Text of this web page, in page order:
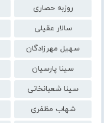
روزبه حصاری
سالار عقیلی
سهیل مهرزادگان
سینا پارسیان
سینا شعبانخانی
شهاب مظفری